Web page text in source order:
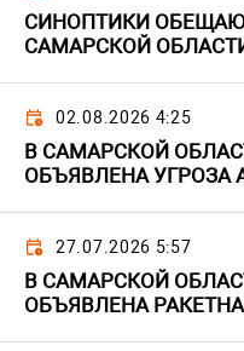
СИНОПТИКИ
САМАРСКОЙ
02.08.2026 4:25
В САМАРСКОЙ
ОБЪЯВЛЕНА УГРОЗА
27.07.2026 5:57
В САМАРСКОЙ
ОБЪЯВЛЕНА